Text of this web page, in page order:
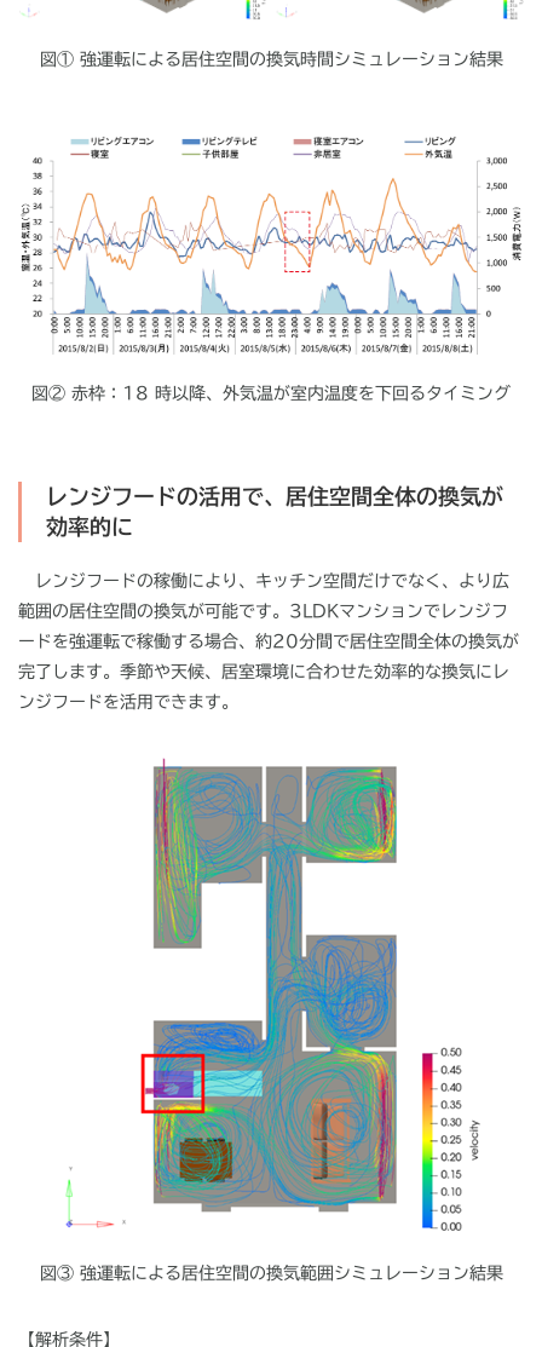
図① 強運転による居住空間の換気時間シミュレーション結果
図② 赤枠：18 時以降、外気温が室内温度を下回るタイミング
レンジフードの活用で、居住空間全体の換気が
効率的に
レンジフードの稼働により、キッチン空間だけでなく、より広
範囲の居住空間の換気が可能です。 3LDKマンションでレンジフ
ードを強運転で稼働する場合、約20分間で居住空間全体の換気が
完了します。季節や天候、居室環境に合わせた効率的な換気にレ
ンジフードを活用できます。
図③ 強運転による居住空間の換気範囲シミュレーション結果
【解析条件】